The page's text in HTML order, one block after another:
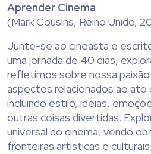
Aprender Cinema
(Mark Cousins, Reino Unido,
Junte-se ao cineasta e
uma jornada de 40 dias,
refletimos sobre nossa
aspectos relacionados ao
incluindo estilo, ideias,
outras coisas divertidas.
universal do cinema, vendo
fronteiras artísticas e culturais.